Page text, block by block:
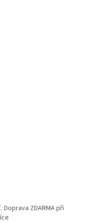
ZDARMA při